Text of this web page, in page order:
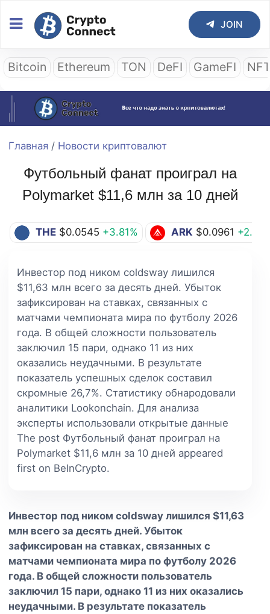
JOIN
Bitcoin Ethereum TON DeFI GameFI
Главная / Новости криптовалют
Футбольный фанат проиграл на
Polymarket $11,6 млн за 10 дней
THE $0.0545 +3.81% ARK $0.0961
Инвестор под ником coldsway лишился
$11,63 млн всего за десять дней. Убыток
зафиксирован на ставках, связанных с
матчами чемпионата мира по футболу 2026
года. В общей сложности пользователь
заключил 15 пари, однако 11 из них
оказались неудачными. В результате
показатель успешных сделок составил
скромные 26,7%. Статистику обнародовали
аналитики Lookonchain. Для анализа
эксперты использовали открытые данные
The post Футбольный фанат проиграл на
Polymarket $11,6 млн за 10 дней appeared
first on BeInCrypto.
Инвестор под ником coldsway лишился $11,63
млн всего за десять дней. Убыток
зафиксирован на ставках, связанных с
матчами чемпионата мира по футболу 2026
года. В общей сложности пользователь
заключил 15 пари, однако 11 из них оказались
неудачными. В результате показатель